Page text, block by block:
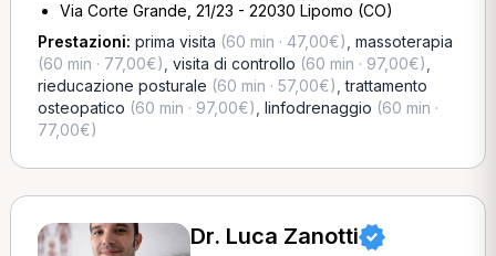
Via Corte Grande, 21/23 - 22030 Lipomo (CO)
Prestazioni: prima visita (60 min · 47,00€) massoterapia
(60 min · 77,00€) visita di controllo (60 min · 97,00€)
rieducazione posturale (60 min · 57,00€) ,trattamento
osteopatico (60 min · 97,00€) linfodrenaggio (60 min ·
77,00€)
Dr. Luca Zanotti